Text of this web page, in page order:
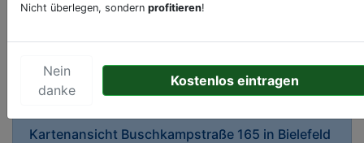
Sonderangebote odere besondere Services, die
Kartenansicht Buschkampstraße 165 in Bielefeld
Nicht überlegen, sondern profitieren!
Nein
danke
Kostenlos eintragen